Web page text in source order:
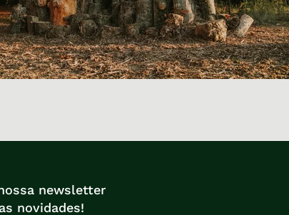
newsletter
novidades!